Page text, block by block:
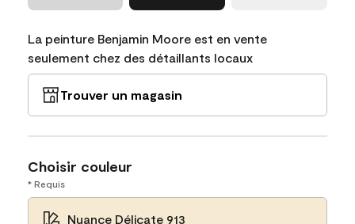
La peinture Benjamin Moore est en vente
seulement chez des détaillants locaux
Trouver un magasin
Choisir couleur
* Requis
Nuance Délicate 913